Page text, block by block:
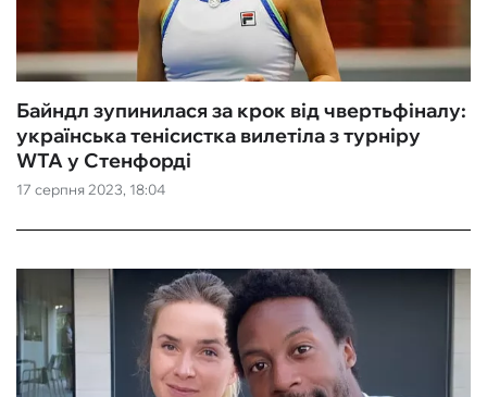
17 серпня 2023, 18:04
Байндл зупинилася за крок від чвертьфіналу:
українська тенісистка вилетіла з турніру
WTA у Стенфорді